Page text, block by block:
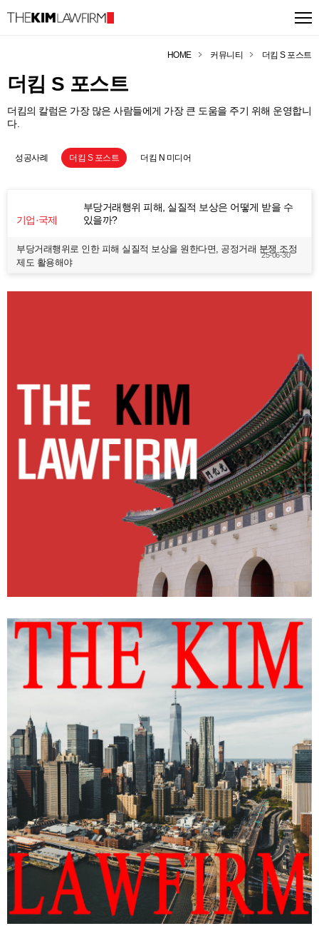
HOME 커뮤니티 더킴 S 포스트
더킴 S 포스트
더킴의 칼럼은 가장 많은 사람들에게 가장 큰 도움을 주기 위해 운영합니
다.
성공사례 더킴 S 포스트 더킴 N 미디어
기업·국제
부당거래행위 피해, 실질적 보상은 어떻게 받을 수
있을까?
부당거래행위로 인한 피해 실질적 보상을 원한다면, 공정거래 분쟁 조정
제도 활용해야
25-06-30